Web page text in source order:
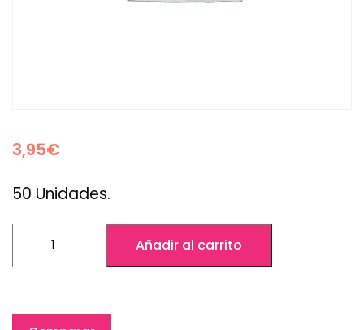
3,95€
50 Unidades.
Añadir al carrito